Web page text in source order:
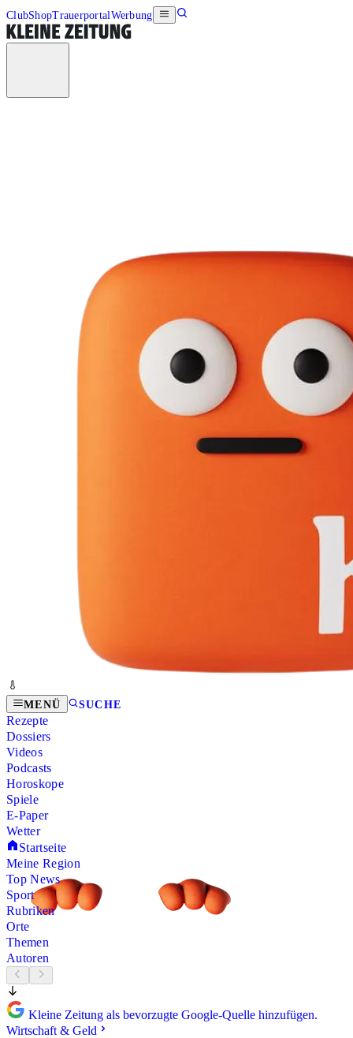
ClubShopTrauerportalWerbung
MENÜ SUCHE
Rezepte
Dossiers
Videos
Podcasts
Horoskope
Spiele
E-Paper
Wetter
Startseite
Meine Region
Top News
Sport
Rubriken
Orte
Themen
Autoren
Kleine Zeitung als bevorzugte Google-Quelle hinzufügen.
Wirtschaft & Geld